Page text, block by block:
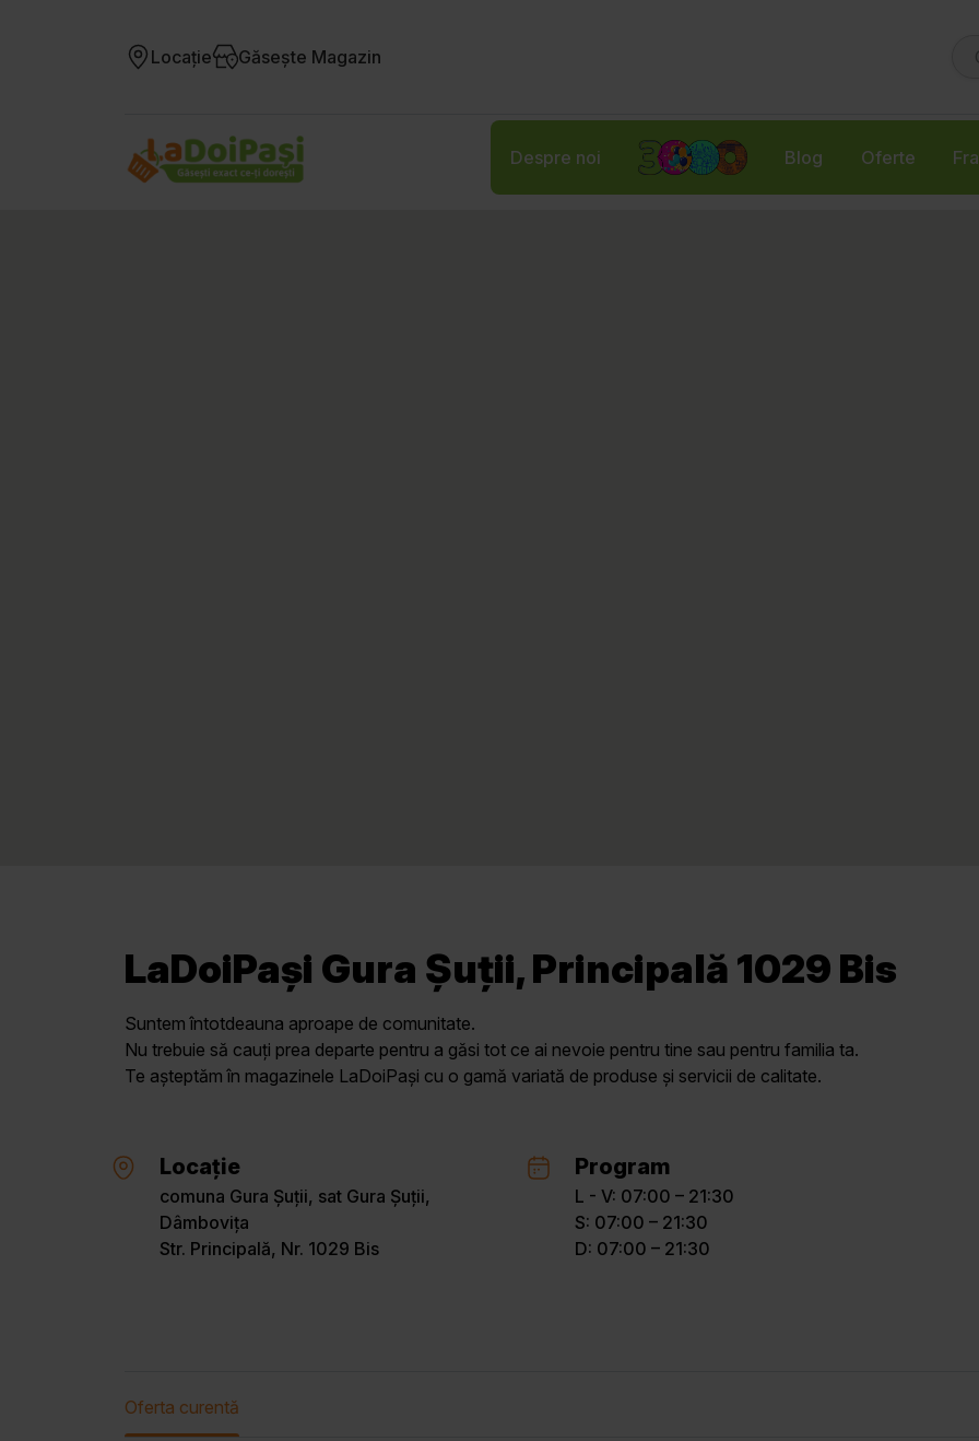
Locație Găsește Magazin
Despre noi Blog Oferte
LaDoiPași Gura Șuții, Principală 1029 Bis
Suntem întotdeauna aproape de comunitate.
Nu trebuie să cauți prea departe pentru a găsi tot ce ai nevoie pentru tine sau pentru familia ta.
Te așteptăm în magazinele LaDoiPași cu o gamă variată de produse și servicii de calitate.
Locație
comuna Gura Șuții, sat Gura Șuții,
Dâmbovița
Str. Principală, Nr. 1029 Bis
Program
L - V: 07:00 – 21:30
S: 07:00 – 21:30
D: 07:00 – 21:30
Oferta curentă